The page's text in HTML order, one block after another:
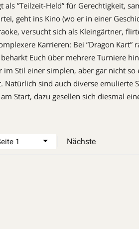
”Teilzeit-Held” für Gerechtigkeit,
geht ins Kino (wo er in einer
versucht sich als Kleingärtner,
Karrieren: Bei ­”Dragon Kart”
Euch über mehrere Turniere
Stil einer simplen, aber gar nicht
sind auch diverse emulierte
am Start, dazu gesellen sich diesmal
Nächste